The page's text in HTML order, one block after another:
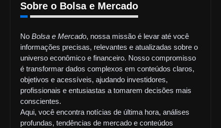
Sobre o Bolsa e Mercado
No Bolsa e Mercado, nossa missão é levar até você
informações precisas, relevantes e atualizadas sobre o
universo econômico e financeiro. Nosso compromisso
é transformar dados complexos em conteúdos claros,
objetivos e acessíveis, ajudando investidores,
profissionais e entusiastas a tomarem decisões mais
conscientes.
Aqui, você encontra notícias de última hora, análises
profundas, tendências de mercado e conteúdos